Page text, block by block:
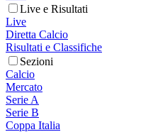
Live e Risultati
Live
Diretta Calcio
Risultati e Classifiche
Sezioni
Calcio
Mercato
Serie A
Serie B
Coppa Italia